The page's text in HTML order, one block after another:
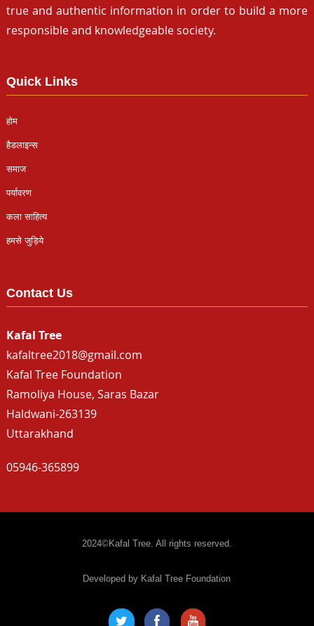
true and authentic information in order to build a more
responsible and knowledgeable society.
Quick Links
होम
हैडलाइन्स
समाज
पर्यावरण
कला साहित्य
हमसे जुड़िये
Contact Us
Kafal Tree
kafaltree2018@gmail.com
Kafal Tree Foundation
Ramoliya House, Saras Bazar
Haldwani-263139
Uttarakhand
05946-365899
2024©Kafal Tree. All rights reserved.
Developed by Kafal Tree Foundation